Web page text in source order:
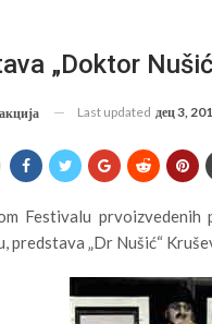
„Doktor
Last updated дец 3,
Festivalu
predstava „Dr Nušić“